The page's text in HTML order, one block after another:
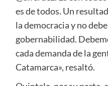
es de todos. Un
la democracia y no
gobernabilidad.
cada demanda de la
Catamarca», resaltó.